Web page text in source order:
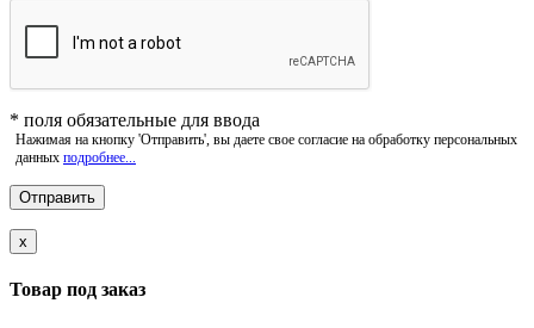
* поля обязательные для ввода
Нажимая на кнопку 'Отправить', вы даете свое согласие на обработку персональных
данных подробнее...
x
Товар под заказ